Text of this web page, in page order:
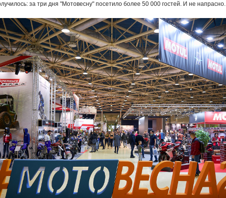
за три дня "Мотовесну" посетило более 50 000 гостей. И не напрасно.